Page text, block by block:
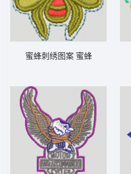
蜜蜂刺绣图案 蜜蜂